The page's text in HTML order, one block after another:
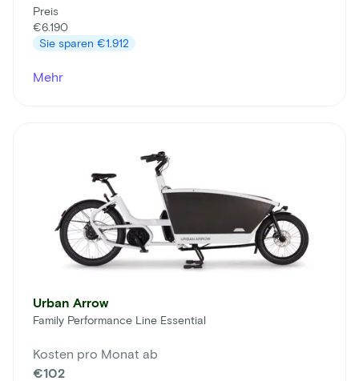
Preis
€6.190
Sie sparen €1.912
Mehr
Urban Arrow
Family Performance Line Essential
Kosten pro Monat ab
€102